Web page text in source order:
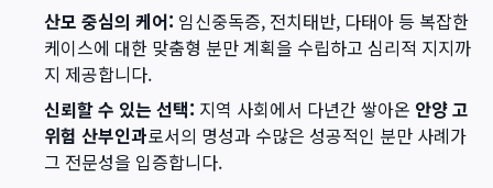
산모 중심의 케어: 임신중독증, 전치태반, 다태아 등 복잡한
케이스에 대한 맞춤형 분만 계획을 수립하고 심리적 지지까
지 제공합니다.
신뢰할 수 있는 선택: 지역 사회에서 다년간 쌓아온 안양 고
위험 산부인과로서의 명성과 수많은 성공적인 분만 사례가
그 전문성을 입증합니다.